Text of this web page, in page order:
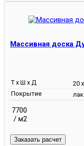
Массивная доска
Т х Ш х Д
20
Покрытие
7700
/ м2